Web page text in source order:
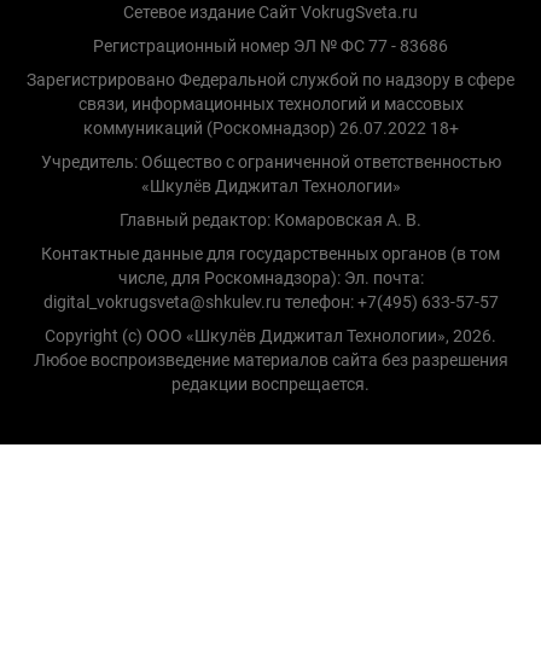
Сетевое издание Сайт VokrugSveta.ru
Регистрационный номер ЭЛ № ФС 77 - 83686
Зарегистрировано Федеральной службой по надзору в сфере
связи, информационных технологий и массовых
коммуникаций (Роскомнадзор) 26.07.2022 18+
Учредитель: Общество с ограниченной ответственностью
«Шкулёв Диджитал Технологии»
Главный редактор: Комаровская А. В.
Контактные данные для государственных органов (в том
числе, для Роскомнадзора): Эл. почта:
digital_vokrugsveta@shkulev.ru телефон: +7(495) 633-57-57
Copyright (с) ООО «Шкулёв Диджитал Технологии», 2026.
Любое воспроизведение материалов сайта без разрешения
редакции воспрещается.